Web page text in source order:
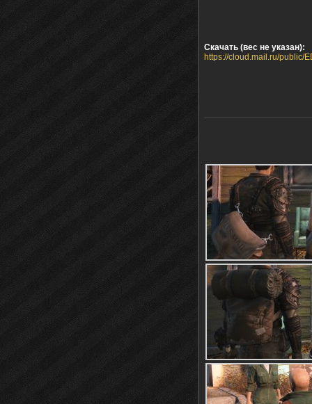
Скачать (вес не указан):
https://cloud.mail.ru/public/